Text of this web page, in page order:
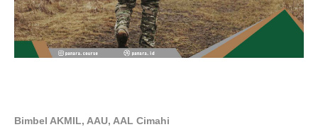
Bimbel AKMIL, AAU, AAL Cimahi